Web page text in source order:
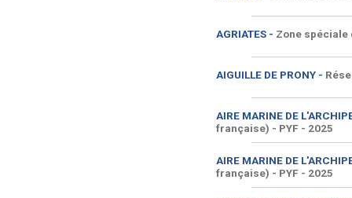
AGRIATES - Zone spéciale
AIGUILLE DE PRONY -
AIRE MARINE DE
française) - PYF - 2025
AIRE MARINE DE
française) - PYF - 2025